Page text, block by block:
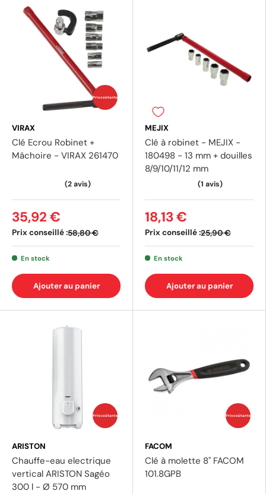
Prix coûtants
VIRAX
Clé Ecrou Robinet +
Mâchoire - VIRAX 261470
Prix conseillé :58,80 €
35,92 €
En stock
Ajouter au panier
MEJIX
Clé à robinet - MEJIX -
180498 - 13 mm + douilles
8/9/10/11/12 mm
(1
Prix conseillé :25,90 €
18,13 €
En stock
Ajouter au panier
Prix coûtants
ARISTON
Chauffe-eau electrique
vertical ARISTON Sagéo
300 l - Ø 570 mm
Prix coûtants
FACOM
Clé à molette 8" FACOM
101.8GPB